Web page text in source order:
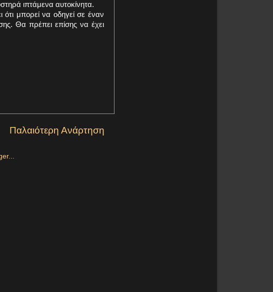
ιπτάμενα αυτοκίνητα.
ότι μπορεί να οδηγεί σε έναν
Θα πρέπει επίσης να έχει
Παλαιότερη Ανάρτηση